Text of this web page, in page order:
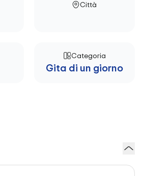
Città
Categoria
Gita di un giorno